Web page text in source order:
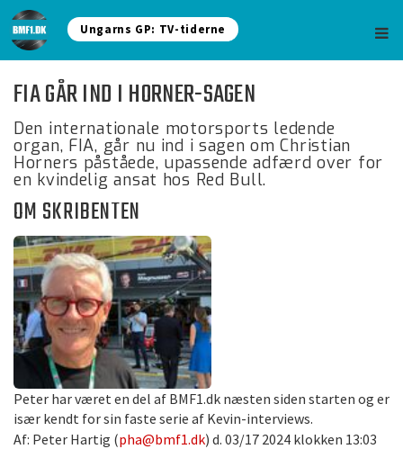
Ungarns GP: TV-tiderne
FIA GÅR IND I HORNER-SAGEN
Den internationale motorsports ledende
organ, FIA, går nu ind i sagen om Christian
Horners påståede, upassende adfærd over for
en kvindelig ansat hos Red Bull.
OM SKRIBENTEN
Peter har været en del af BMF1.dk næsten siden starten og er
især kendt for sin faste serie af Kevin-interviews.
Af: Peter Hartig (pha@bmf1.dk) d. 03/17 2024 klokken 13:03